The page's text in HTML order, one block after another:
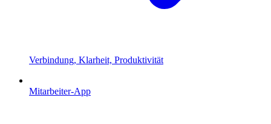
Verbindung, Klarheit, Produktivität
Mitarbeiter-App